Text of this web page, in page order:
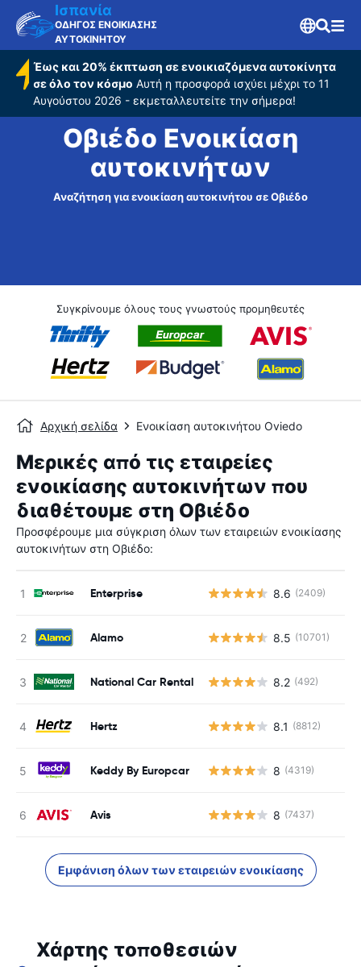
Ισπανία
ΟΔΗΓΟΣ ΕΝΟΙΚΙΑΣΗΣ
ΑΥΤΟΚΙΝΗΤΟΥ
Έως και 20% έκπτωση σε ενοικιαζόμενα αυτοκίνητα
σε όλο τον κόσμο Αυτή η προσφορά ισχύει μέχρι το 11
Αυγούστου 2026 - εκμεταλλευτείτε την σήμερα!
Οβιέδο Ενοικίαση
αυτοκινήτων
Αναζήτηση για ενοικίαση αυτοκινήτου σε Οβιέδο
Συγκρίνουμε όλους τους γνωστούς προμηθευτές
Αρχική σελίδα Ενοικίαση αυτοκινήτου Oviedo
Μερικές από τις εταιρείες
ενοικίασης αυτοκινήτων που
διαθέτουμε στη Οβιέδο
Προσφέρουμε μια σύγκριση όλων των εταιρειών ενοικίασης
αυτοκινήτων στη Οβιέδο:
Enterprise 8.6 (2409)
Alamo 8.5 (10701)
National Car Rental 8.2 (492)
Hertz 8.1 (8812)
Keddy By Europcar 8 (4319)
Avis 8 (7437)
Εμφάνιση όλων των εταιρειών ενοικίασης
Χάρτης τοποθεσιών